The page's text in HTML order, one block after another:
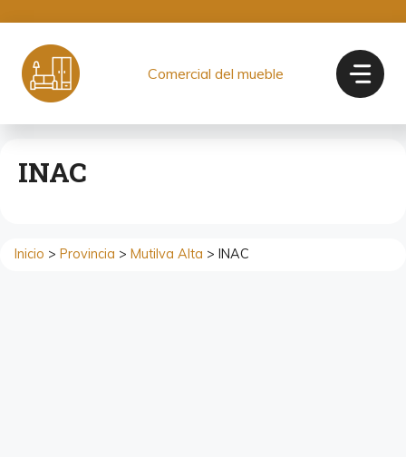
contenido
Comercial del mueble
INAC
Inicio > Provincia > Mutilva Alta > INAC